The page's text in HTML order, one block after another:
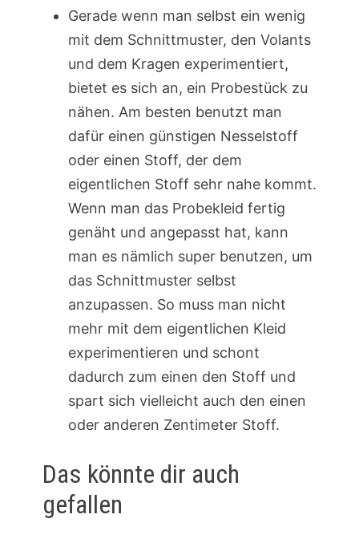
Gerade wenn man selbst ein wenig
mit dem Schnittmuster, den Volants
und dem Kragen experimentiert,
bietet es sich an, ein Probestück zu
nähen. Am besten benutzt man
dafür einen günstigen Nesselstoff
oder einen Stoff, der dem
eigentlichen Stoff sehr nahe kommt.
Wenn man das Probekleid fertig
genäht und angepasst hat, kann
man es nämlich super benutzen, um
das Schnittmuster selbst
anzupassen. So muss man nicht
mehr mit dem eigentlichen Kleid
experimentieren und schont
dadurch zum einen den Stoff und
spart sich vielleicht auch den einen
oder anderen Zentimeter Stoff.
Das könnte dir auch
gefallen